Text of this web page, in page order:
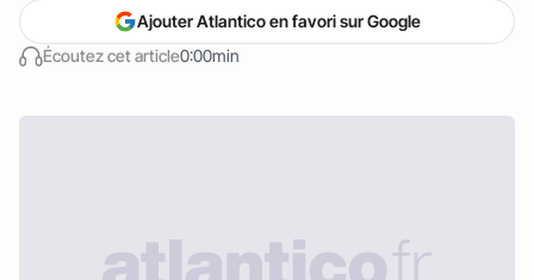
Écoutez cet article0:00min
Ajouter Atlantico en favori sur Google